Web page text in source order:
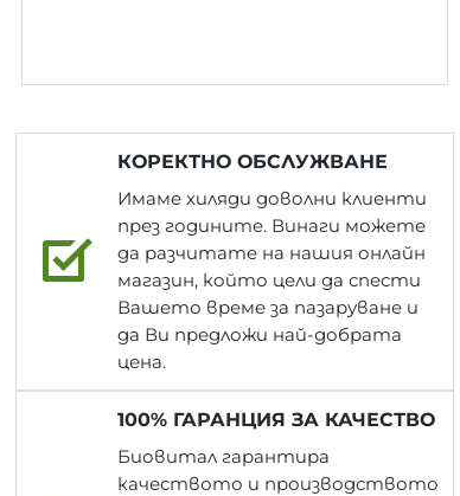
работен ден при поръчка до 17:00 ч. ▪
КОРЕКТНО ОБСЛУЖВАНЕ
Имаме хиляди доволни клиенти
през годините. Винаги можете
да разчитате на нашия онлайн
магазин, който цели да спести
Вашето време за пазаруване и
да Ви предложи най-добрата
цена.
100% ГАРАНЦИЯ ЗА КАЧЕСТВО
Биовитал гарантира
качеството и производството